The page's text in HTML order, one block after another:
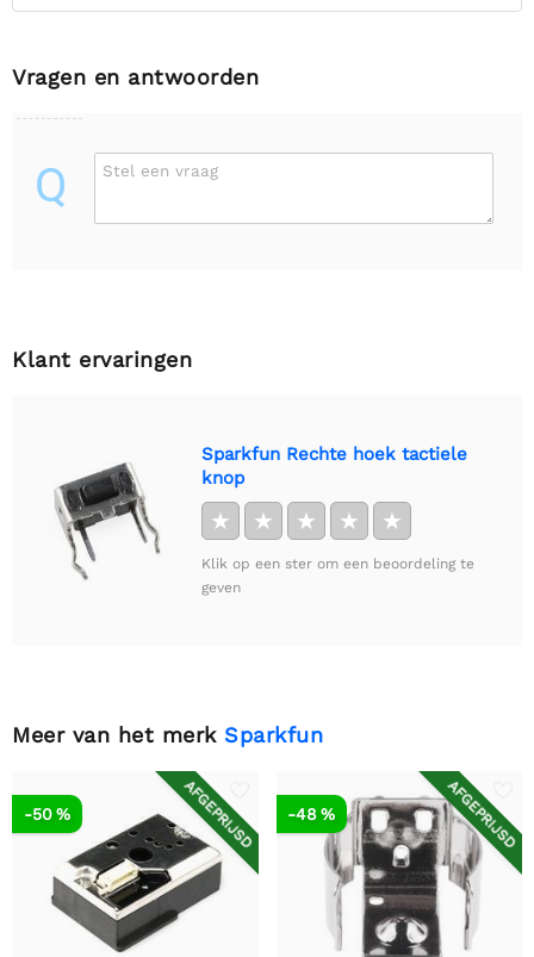
Vragen en antwoorden
Q Stel een vraag
Klant ervaringen
Sparkfun Rechte hoek tactiele
knop
★ ★ ★ ★ ★
Klik op een ster om een beoordeling te
geven
Meer van het merk Sparkfun
AFGEPRIJSD
-50 % AFGEPRIJSD
-48 %